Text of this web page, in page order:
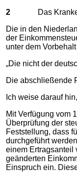
2 Das
Die in den
der
unter dem
„Die nicht der
Die abschließende
Ich weise darauf
Mit Verfügung vom
Überprüfung der
Feststellung, dass
durchgeführt
einem Ertragsanteil
geänderten
Einspruch ein.